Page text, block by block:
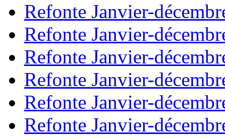
Refonte Janvier-
Refonte Janvier-
Refonte Janvier-
Refonte Janvier-
Refonte Janvier-
Refonte Janvier-